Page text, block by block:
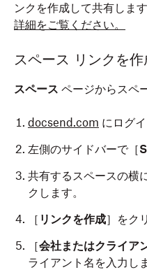
ンクを作成して共有します
詳細をご覧ください。
スペース リンクを
スペース ページからスペ
docsend.com にログイ
左側のサイドバーで［
共有するスペースの横
クします。
［ リンクを作成］をク
［会社またはクライア
ライアント名を入力し